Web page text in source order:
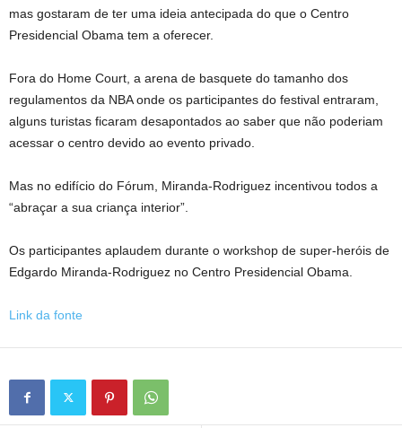
mas gostaram de ter uma ideia antecipada do que o Centro
Presidencial Obama tem a oferecer.
Fora do Home Court, a arena de basquete do tamanho dos
regulamentos da NBA onde os participantes do festival entraram,
alguns turistas ficaram desapontados ao saber que não poderiam
acessar o centro devido ao evento privado.
Mas no edifício do Fórum, Miranda-Rodriguez incentivou todos a
“abraçar a sua criança interior”.
Os participantes aplaudem durante o workshop de super-heróis de
Edgardo Miranda-Rodriguez no Centro Presidencial Obama.
Link da fonte